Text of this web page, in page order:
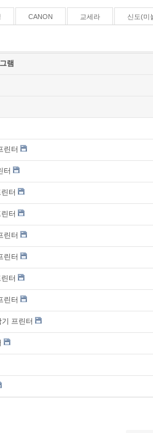
CANON 교세라 신도(미
램
린터
터
터
터
린터
린터
터
린터
프린터